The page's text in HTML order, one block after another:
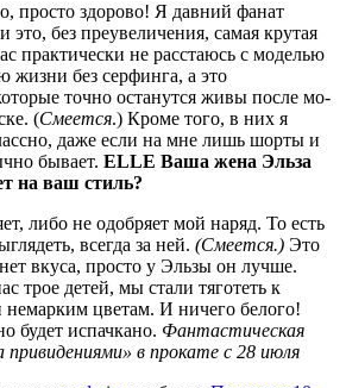
просто здо­рово! Я давний фанат
без преувеличения, са­мая крутая
практически не расстаюсь с моделью
без сер­финга, а это
точно останутся живы после мо­
(Смеется.) Кроме того, в них я
даже если на мне лишь шор­ты и
бывает. ELLE Ваша жена Эльза
на ваш стиль?
либо не одо­бряет мой наряд. То есть
всегда за ней. (Сме­ется.) Это
вкуса, просто у Эльзы он лучше.
трое детей, мы стали тяготеть к
цветам. И ничего белого!
будет испачкано. Фантастическая
привидениями» в прокате с 28 июля